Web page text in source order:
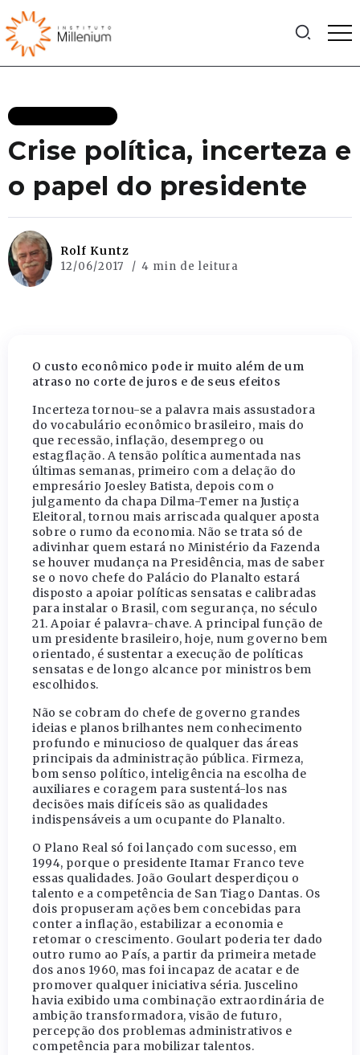
Crise política, incerteza e
o papel do presidente
Rolf Kuntz
12/06/2017 4 min de leitura
O custo econômico pode ir muito além de um
atraso no corte de juros e de seus efeitos
Incerteza tornou-se a palavra mais assustadora
do vocabulário econômico brasileiro, mais do
que recessão, inflação, desemprego ou
estagflação. A tensão política aumentada nas
últimas semanas, primeiro com a delação do
empresário Joesley Batista, depois com o
julgamento da chapa Dilma-Temer na Justiça
Eleitoral, tornou mais arriscada qualquer aposta
sobre o rumo da economia. Não se trata só de
adivinhar quem estará no Ministério da Fazenda
se houver mudança na Presidência, mas de saber
se o novo chefe do Palácio do Planalto estará
disposto a apoiar políticas sensatas e calibradas
para instalar o Brasil, com segurança, no século
21. Apoiar é palavra-chave. A principal função de
um presidente brasileiro, hoje, num governo bem
orientado, é sustentar a execução de políticas
sensatas e de longo alcance por ministros bem
escolhidos.
Não se cobram do chefe de governo grandes
ideias e planos brilhantes nem conhecimento
profundo e minucioso de qualquer das áreas
principais da administração pública. Firmeza,
bom senso político, inteligência na escolha de
auxiliares e coragem para sustentá-los nas
decisões mais difíceis são as qualidades
indispensáveis a um ocupante do Planalto.
O Plano Real só foi lançado com sucesso, em
1994, porque o presidente Itamar Franco teve
essas qualidades. João Goulart desperdiçou o
talento e a competência de San Tiago Dantas. Os
dois propuseram ações bem concebidas para
conter a inflação, estabilizar a economia e
retomar o crescimento. Goulart poderia ter dado
outro rumo ao País, a partir da primeira metade
dos anos 1960, mas foi incapaz de acatar e de
promover qualquer iniciativa séria. Juscelino
havia exibido uma combinação extraordinária de
ambição transformadora, visão de futuro,
percepção dos problemas administrativos e
competência para mobilizar talentos.